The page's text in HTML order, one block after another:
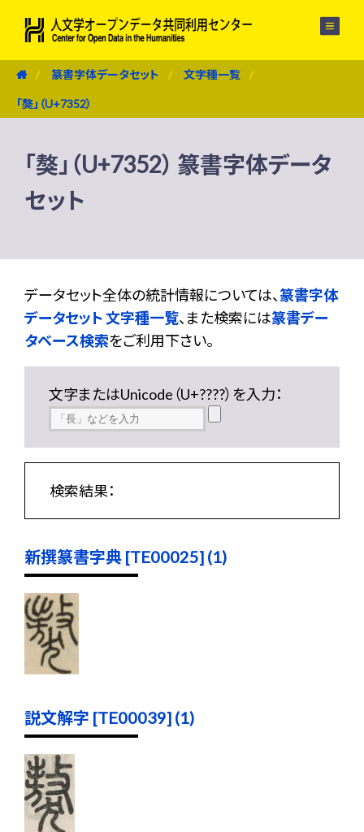
篆書字体データセット 文字種一覧
「獒」（U+7352）
「獒」（U+7352） 篆書字体データ
セット
データセット全体の統計情報については、篆書字体
データセット 文字種一覧、また検索には篆書デー
タベース検索をご利用下さい。
文字またはUnicode（U+????）を入力：
検索結果：
新撰篆書字典 [TE00025] (1)
説文解字 [TE00039] (1)